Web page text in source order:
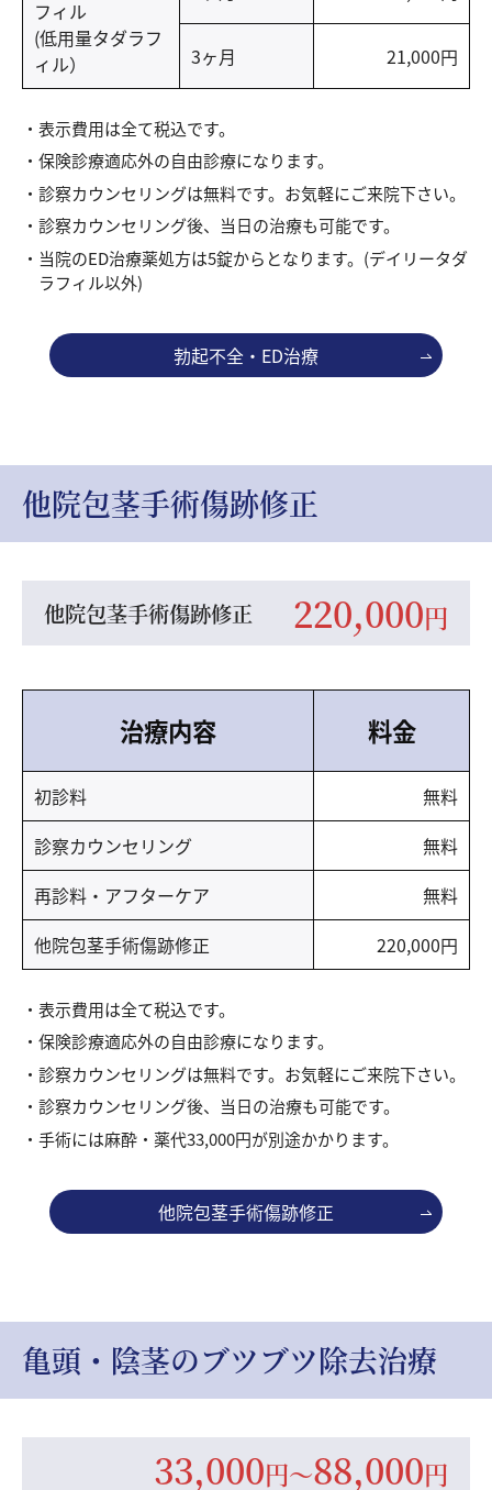
フィル
(低用量タダラフ
ィル）
3ヶ月 21,000円
表示費用は全て税込です。
保険診療適応外の自由診療になります。
診察カウンセリングは無料です。お気軽にご来院下さい。
診察カウンセリング後、当日の治療も可能です。
当院のED治療薬処方は5錠からとなります。(デイリータダ
ラフィル以外)
勃起不全・ED治療
他院包茎手術傷跡修正
他院包茎手術傷跡修正 220,000円
治療内容 料金
初診料
無料
診察カウンセリング
無料
再診料・アフターケア
無料
他院包茎手術傷跡修正
220,000円
表示費用は全て税込です。
保険診療適応外の自由診療になります。
診察カウンセリングは無料です。お気軽にご来院下さい。
診察カウンセリング後、当日の治療も可能です。
手術には麻酔・薬代33,000円が別途かかります。
他院包茎手術傷跡修正
亀頭・陰茎のブツブツ除去治療
33,000円〜88,000円